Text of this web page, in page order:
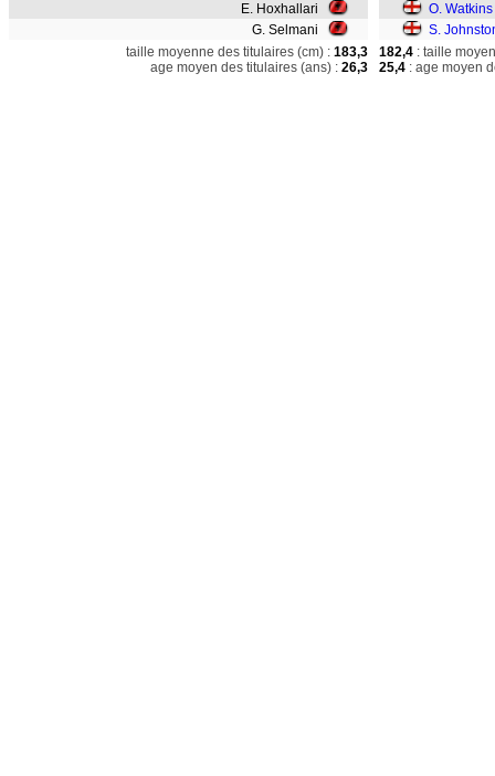
E. Hoxhallari
G. Selmani
O. Watkins
S.
taille moyenne des titulaires (cm) : 183,3
age moyen des titulaires (ans) : 26,3
182,4 : taille
25,4 : age moyen